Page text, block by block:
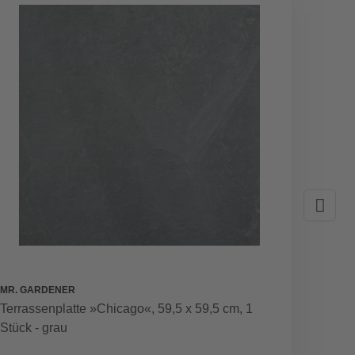
MR. GARDENER
Terrassenplatte »Chicago«, 59,5 x 59,5 cm, 1
Stück - grau